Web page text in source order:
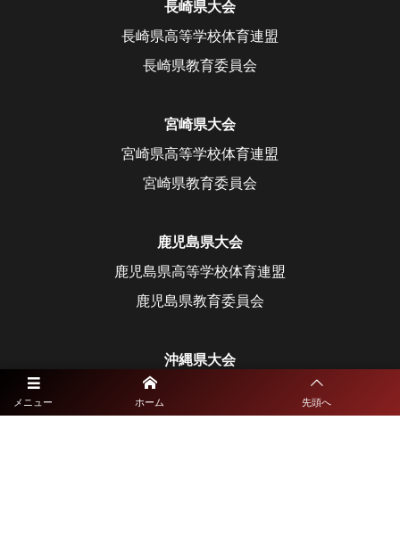
メニュー ホーム 先頭へ
長崎県大会
長崎県高等学校体育連盟
長崎県教育委員会
宮崎県大会
宮崎県高等学校体育連盟
宮崎県教育委員会
鹿児島県大会
鹿児島県高等学校体育連盟
鹿児島県教育委員会
沖縄県大会
沖縄県高等学校体育連盟
沖縄県教育委員会